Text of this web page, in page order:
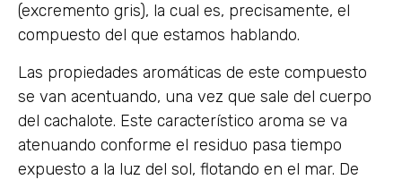
(excremento gris), la cual es, precisamente, el
compuesto del que estamos hablando.
Las propiedades aromáticas de este compuesto
se van acentuando, una vez que sale del cuerpo
del cachalote. Este característico aroma se va
atenuando conforme el residuo pasa tiempo
expuesto a la luz del sol, flotando en el mar. De